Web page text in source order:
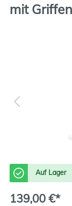
mit
Auf Lager
139,00 €*